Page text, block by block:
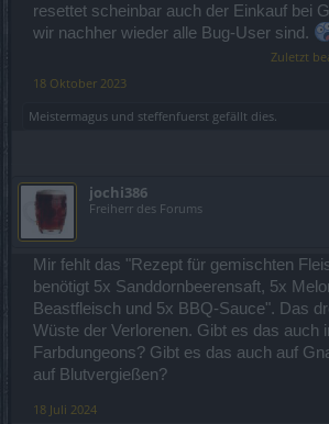
resettet scheinbar auch der Einkauf bei
wir nachher wieder alle Bug-User sind.
Zuletzt
18 Oktober 2023
Meistermagus und steffenfuerst gefällt dies.
jochi386
Freiherr des Forums
Mir fehlt das "Rezept für gemischten
benötigt 5x Sanddornbeerensaft, 5x
Beastfleisch und 5x BBQ-Sauce". Das
Wüste der Verlorenen. Gibt es das auch
Farbdungeons? Gibt es das auch auf
auf Blutvergießen?
18 Juli 2024